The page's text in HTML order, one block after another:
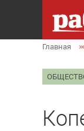
Главная